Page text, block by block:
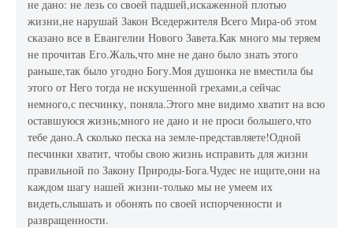
не дано: не лезь со своей падшей,искаженной плотью
жизни,не нарушай Закон Вседержителя Всего Мира-об этом
сказано все в Евангелии Нового Завета.Как много мы теряем
не прочитав Его.Жаль,что мне не дано было знать этого
раньше,так было угодно Богу.Моя душонка не вместила бы
этого от Него тогда не искушенной грехами,а сейчас
немного,с песчинку, поняла.Этого мне видимо хватит на всю
оставшуюся жизнь;много не дано и не проси большего,что
тебе дано.А сколько песка на земле-представляете!Одной
песчинки хватит, чтобы свою жизнь исправить для жизни
правильной по Закону Природы-Бога.Чудес не ищите,они на
каждом шагу нашей жизни-только мы не умеем их
видеть,слышать и обонять по своей испорченности и
развращенности.